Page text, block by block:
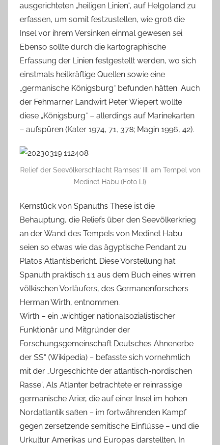
ausgerichteten „heiligen Linien“, auf Helgoland zu
erfassen, um somit festzustellen, wie groß die
Insel vor ihrem Versinken einmal gewesen sei.
Ebenso sollte durch die kartographische
Erfassung der Linien festgestellt werden, wo sich
einstmals heilkräftige Quellen sowie eine
„germanische Königsburg“ befunden hätten. Auch
der Fehmarner Landwirt Peter Wiepert wollte
diese „Königsburg“ – allerdings auf Marinekarten
– aufspüren (Kater 1974, 71, 378; Magin 1996, 42).
Relief der Seevölkerschlacht Ramses‘ III. am Tempel von
Medinet Habu (Foto LI)
Kernstück von Spanuths These ist die
Behauptung, die Reliefs über den Seevölkerkrieg
an der Wand des Tempels von Medinet Habu
seien so etwas wie das ägyptische Pendant zu
Platos Atlantisbericht. Diese Vorstellung hat
Spanuth praktisch 1:1 aus dem Buch eines wirren
völkischen Vorläufers, des Germanenforschers
Herman Wirth, entnommen.
Wirth – ein „wichtiger nationalsozialistischer
Funktionär und Mitgründer der
Forschungsgemeinschaft Deutsches Ahnenerbe
der SS“ (Wikipedia) – befasste sich vornehmlich
mit der „Urgeschichte der atlantisch-nordischen
Rasse”. Als Atlanter betrachtete er reinrassige
germanische Arier, die auf einer Insel im hohen
Nordatlantik saßen – im fortwährenden Kampf
gegen zersetzende semitische Einflüsse – und die
Urkultur Amerikas und Europas darstellten. In